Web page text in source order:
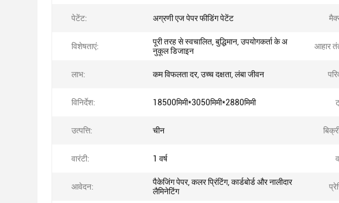
पेटेंट: अग्रणी एज पेपर फीडिंग पेटेंट
विशेषताएं:
पूरी तरह से स्वचालित, बुद्धिमान, उपयोगकर्ता के अ
नुकूल डिजाइन
आहार
लाभ: कम विफलता दर, उच्च दक्षता, लंबा जीवन
विनिर्देश: 18500मिमी*3050मिमी*2880मिमी
उत्पत्ति: चीन
वारंटी: 1 वर्ष
आवेदन:
पैकेजिंग पेपर, कलर प्रिंटिंग, कार्डबोर्ड और नालीदार
लैमिनेटिंग